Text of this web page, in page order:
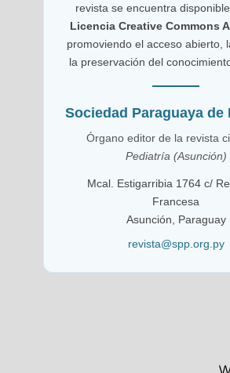
revista se encuentra
Licencia Creative Commons
promoviendo el acceso abierto,
la preservación del
Sociedad Paraguaya de
Órgano editor de la revista
Pediatría (Asunción)
Mcal. Estigarribia 1764 c/
Francesa
Asunción, Paraguay
revista@spp.org.py